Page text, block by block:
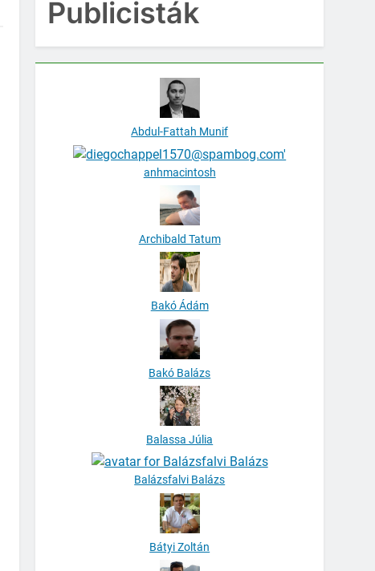
Publicisták
Abdul-Fattah Munif
anhmacintosh
Archibald Tatum
Bakó Ádám
Bakó Balázs
Balassa Júlia
Balázsfalvi Balázs
Bátyi Zoltán